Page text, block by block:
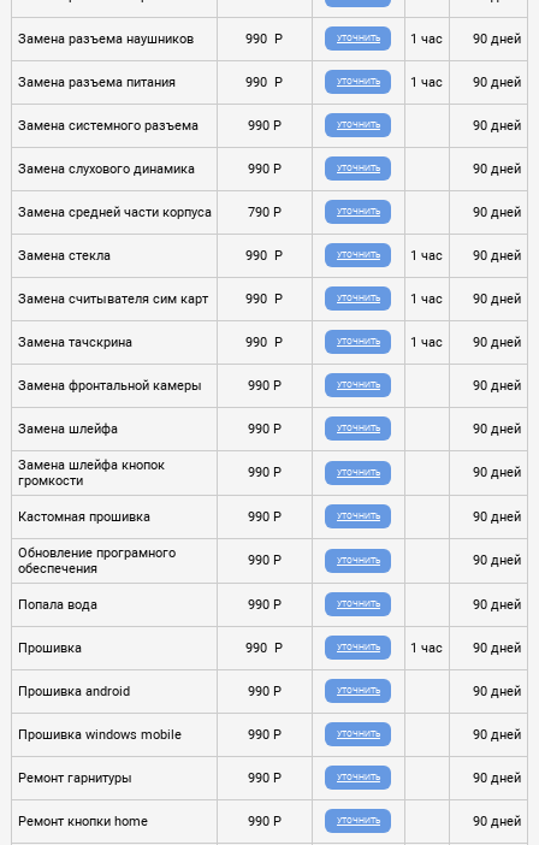
Замена разъема наушников 990 P УТОЧНИТЬ 1 час 90 дней
Замена разъема питания 990 P УТОЧНИТЬ 1 час 90 дней
Замена системного разъема 990 P УТОЧНИТЬ 90 дней
Замена слухового динамика 990 P УТОЧНИТЬ 90 дней
Замена средней части корпуса 790 P УТОЧНИТЬ 90 дней
Замена стекла 990 P УТОЧНИТЬ 1 час 90 дней
Замена считывателя сим карт 990 P УТОЧНИТЬ 1 час 90 дней
Замена тачскрина 990 P УТОЧНИТЬ 1 час 90 дней
Замена фронтальной камеры 990 P УТОЧНИТЬ 90 дней
Замена шлейфа 990 P УТОЧНИТЬ 90 дней
Замена шлейфа кнопок
громкости
990 P УТОЧНИТЬ 90 дней
Кастомная прошивка 990 P УТОЧНИТЬ 90 дней
Обновление програмного
обеспечения
990 P УТОЧНИТЬ 90 дней
Попала вода 990 P УТОЧНИТЬ 90 дней
Прошивка 990 P УТОЧНИТЬ 1 час 90 дней
Прошивка android 990 P УТОЧНИТЬ 90 дней
Прошивка windows mobile 990 P УТОЧНИТЬ 90 дней
Ремонт гарнитуры 990 P УТОЧНИТЬ 90 дней
Ремонт кнопки home 990 P УТОЧНИТЬ 90 дней